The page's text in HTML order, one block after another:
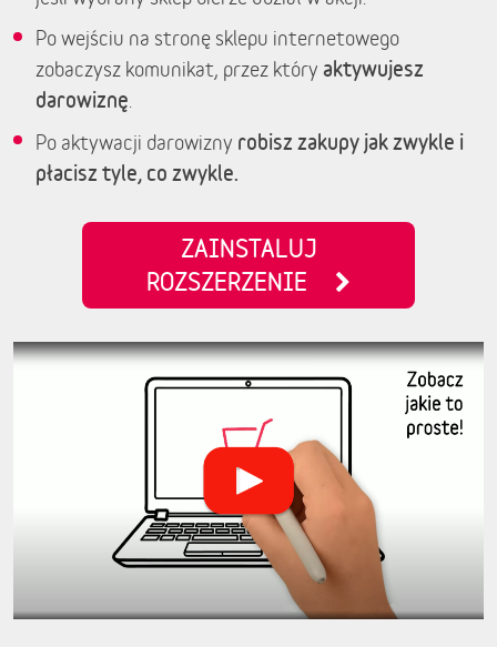
Po wejściu na stronę sklepu internetowego
zobaczysz komunikat, przez który aktywujesz
darowiznę
Po aktywacji darowizny robisz zakupy jak zwykle i
płacisz tyle, co zwykle.
ZAINSTALUJ
ROZSZERZENIE